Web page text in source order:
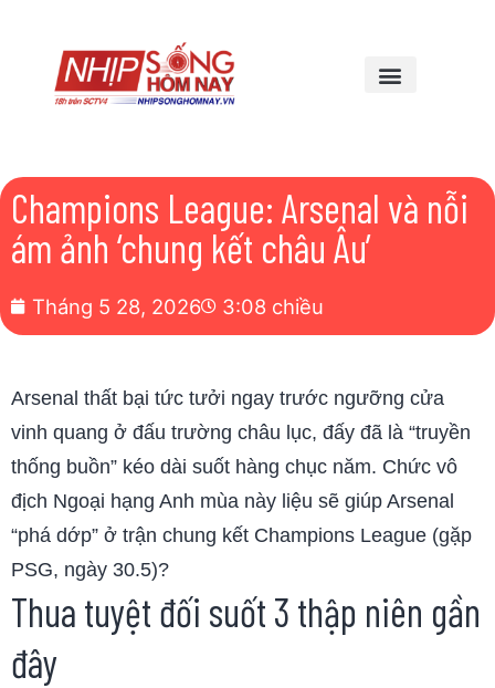
Champions League: Arsenal và nỗi
ám ảnh ‘chung kết châu Âu’
Tháng 5 28, 2026 3:08 chiều
Arsenal thất bại tức tưởi ngay trước ngưỡng cửa
vinh quang ở đấu trường châu lục, đấy đã là “truyền
thống buồn” kéo dài suốt hàng chục năm. Chức vô
địch Ngoại hạng Anh mùa này liệu sẽ giúp Arsenal
“phá dớp” ở trận chung kết Champions League (gặp
PSG, ngày 30.5)?
Thua tuyệt đối suốt 3 thập niên gần
đây